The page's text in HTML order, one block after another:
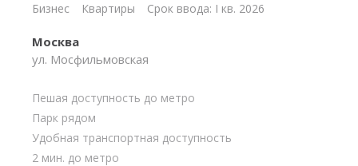
Бизнес Квартиры Срок ввода: I кв. 2026
Москва
ул. Мосфильмовская
Пешая доступность до метро
Парк рядом
Удобная транспортная доступность
2 мин. до метро